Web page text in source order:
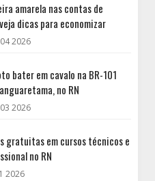
amarela nas contas de
dicas para economizar
2026
bater em cavalo na BR-101
no RN
2026
gratuitas em cursos técnicos e
no RN
2026